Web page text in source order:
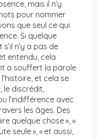
mais il n’y
pour nommer
que seul ce qui
Si quelque
n’y a pas de
entendu, cela
a souffert la parole
et cela se
le discrédit,
l’indifférence avec
les âges. Des
quelque chose », «
seule », « et aussi,